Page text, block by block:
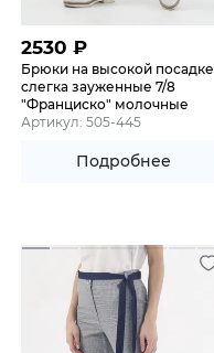
2530 ₽
Брюки на высокой посадке
слегка зауженные 7/8
"Франциско" молочные
Артикул: 505-445
Подробнее